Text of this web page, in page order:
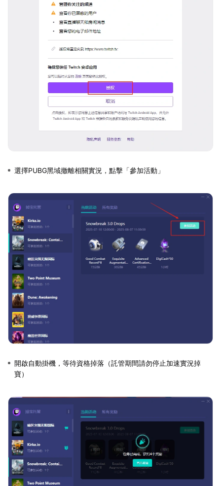
選擇PUBG黑域撤離相關實況，點擊「參加活動」
開啟自動掛機，等待資格掉落（託管期間請勿停止加速實況掉
寶）